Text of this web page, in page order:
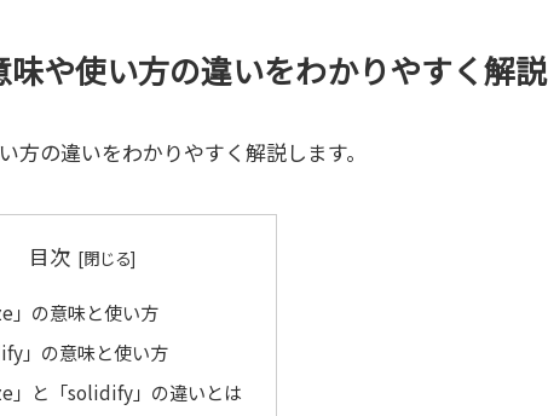
や使い方の違いをわかりやすく解説
方の違いをわかりやすく解説します。
目次
」の意味と使い方
」の意味と使い方
」と「solidify」の違いとは